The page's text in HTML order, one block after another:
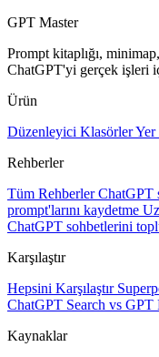
GPT Master
Prompt kitaplığı,
ChatGPT'yi gerçek işleri
Ürün
Düzenleyici KlasörlerYer
Rehberler
Tüm RehberlerChatGPT
prompt'larını kaydetme
ChatGPT sohbetlerini
Karşılaştır
Hepsini Karşılaştır
ChatGPT Search vs GPT
Kaynaklar